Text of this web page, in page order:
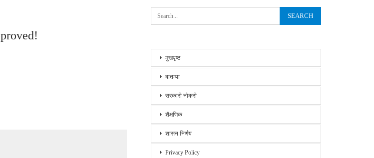
मुखपृष्ठ
बातम्या
सरकारी नोकरी
शैक्षणिक
शासन निर्णय
Privacy Policy